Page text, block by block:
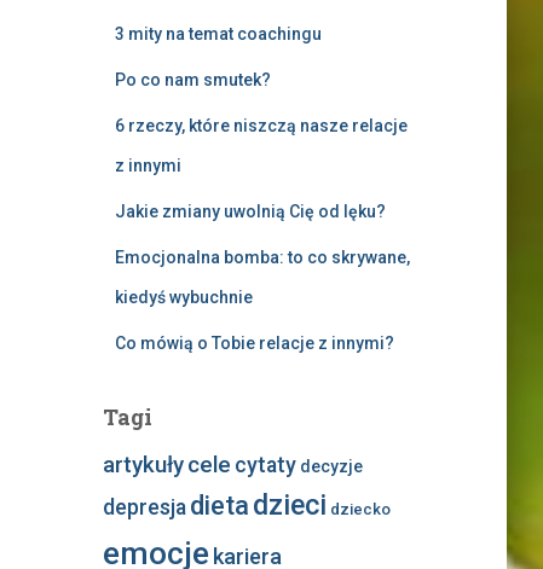
3 mity na temat coachingu
Po co nam smutek?
6 rzeczy, które niszczą nasze relacje
z innymi
Jakie zmiany uwolnią Cię od lęku?
Emocjonalna bomba: to co skrywane,
kiedyś wybuchnie
Co mówią o Tobie relacje z innymi?
Tagi
artykuły cele cytaty decyzje
depresja dieta dzieci dziecko
emocje kariera